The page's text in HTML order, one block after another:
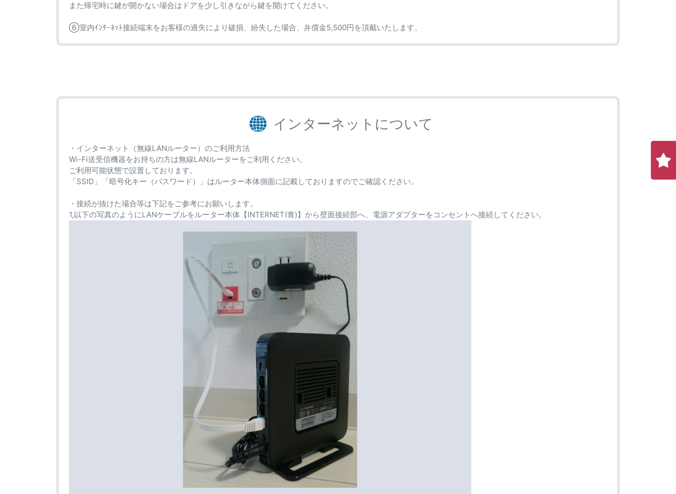
また帰宅時に鍵が開かない場合はドアを少し引きながら鍵を開けてください。
⑥室内ｲﾝﾀｰﾈｯﾄ接続端末をお客様の過失により破損、紛失した場合、弁償金5,500円を頂戴いたします。
インターネットについて
・インターネット（無線LANルーター）のご利用方法
Wi-Fi送受信機器をお持ちの方は無線LANルーターをご利用ください。
ご利用可能状態で設置しております。
「SSID」「暗号化キー（パスワード）」はルーター本体側面に記載しておりますのでご確認ください。
・接続が抜けた場合等は下記をご参考にお願いします。
1,以下の写真のようにLANケーブルをルーター本体【INTERNET(青)】から壁面接続部へ、電源アダプターをコンセントへ接続してください。